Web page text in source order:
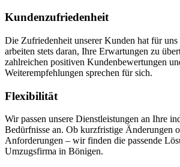
Kundenzufriedenheit
Die Zufriedenheit unserer Kunden hat für
arbeiten stets daran, Ihre Erwartungen zu
zahlreichen positiven Kundenbewertungen
Weiterempfehlungen sprechen für sich.
Flexibilität
Wir passen unsere Dienstleistungen an Ihre
Bedürfnisse an. Ob kurzfristige Änderungen
Anforderungen – wir finden die passende
Umzugsfirma in Bönigen.